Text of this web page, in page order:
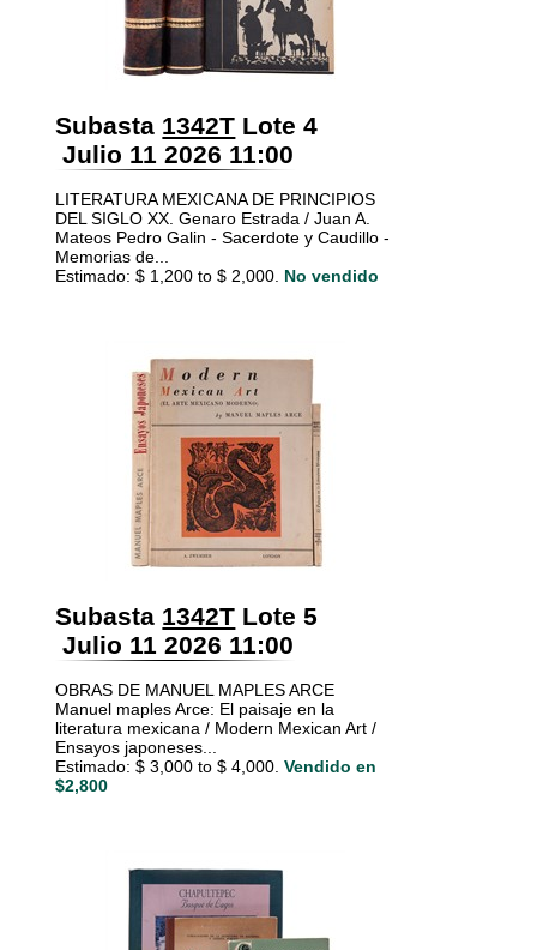
Subasta 1342T Lote 4
Julio 11 2026 11:00
LITERATURA MEXICANA DE PRINCIPIOS
DEL SIGLO XX. Genaro Estrada / Juan A.
Mateos Pedro Galin - Sacerdote y Caudillo -
Memorias de...
Estimado: $ 1,200 to $ 2,000. No vendido
Subasta 1342T Lote 5
Julio 11 2026 11:00
OBRAS DE MANUEL MAPLES ARCE
Manuel maples Arce: El paisaje en la
literatura mexicana / Modern Mexican Art /
Ensayos japoneses...
Estimado: $ 3,000 to $ 4,000. Vendido en
$2,800